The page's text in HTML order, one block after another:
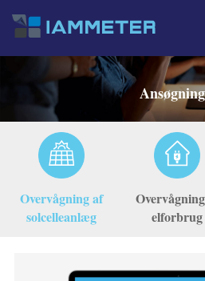
Produkter
Enkeltfaset Wi-Fi-
Trefaset Wi-Fi-
Trefaset Wi-Fi
Trefaset Wi-Fi-
IAMMETER Cloud Pro
Overvågning af
solcelleanlæg
elforbrug